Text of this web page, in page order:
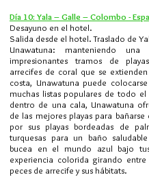
Día 10: Yala – Galle – Colombo -
Desayuno en el hotel.
Salida desde el hotel. Traslado de
Unawatuna: manteniendo
impresionantes tramos de
arrecifes de coral que se
costa, Unawatuna puede
muchas listas populares de todo el
dentro de una cala, Unawatuna
de las mejores playas para bañarse
por sus playas bordeadas de
turquesas para un baño
bucea en el mundo azul bajo
experiencia colorida girando
peces de arrecife y sus hábitats.